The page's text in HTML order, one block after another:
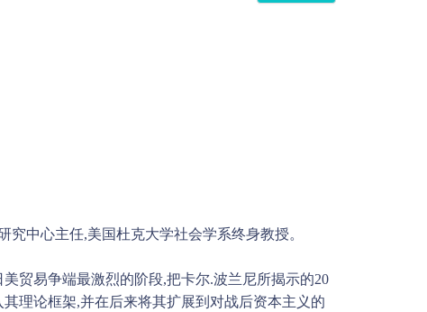
究中心主任,美国杜克大学社会学系终身教授。
贸易争端最激烈的阶段,把卡尔.波兰尼所揭示的20
理论框架,并在后来将其扩展到对战后资本主义的